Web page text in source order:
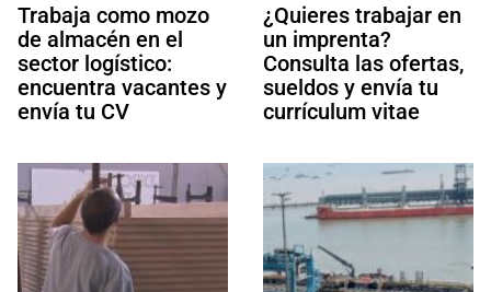
Trabaja como mozo
de almacén en el
sector logístico:
encuentra vacantes y
envía tu CV
¿Quieres trabajar en
un imprenta?
Consulta las ofertas,
sueldos y envía tu
currículum vitae